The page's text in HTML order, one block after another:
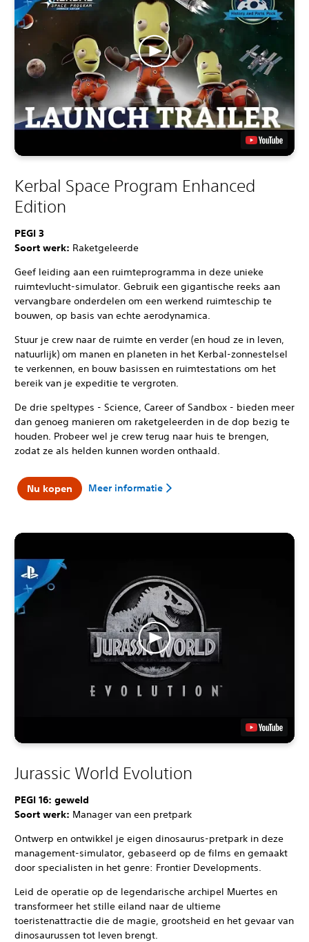
Kerbal Space Program Enhanced
Edition
PEGI 3
Soort werk: Raketgeleerde
Geef leiding aan een ruimteprogramma in deze unieke
ruimtevlucht-simulator. Gebruik een gigantische reeks aan
vervangbare onderdelen om een werkend ruimteschip te
bouwen, op basis van echte aerodynamica.
Stuur je crew naar de ruimte en verder (en houd ze in leven,
natuurlijk) om manen en planeten in het Kerbal-zonnestelsel
te verkennen, en bouw basissen en ruimtestations om het
bereik van je expeditie te vergroten.
De drie speltypes - Science, Career of Sandbox - bieden meer
dan genoeg manieren om raketgeleerden in de dop bezig te
houden. Probeer wel je crew terug naar huis te brengen,
zodat ze als helden kunnen worden onthaald.
Nu kopen Meer informatie
Jurassic World Evolution
PEGI 16: geweld
Soort werk: Manager van een pretpark
Ontwerp en ontwikkel je eigen dinosaurus-pretpark in deze
management-simulator, gebaseerd op de films en gemaakt
door specialisten in het genre: Frontier Developments.
Leid de operatie op de legendarische archipel Muertes en
transformeer het stille eiland naar de ultieme
toeristenattractie die de magie, grootsheid en het gevaar van
dinosaurussen tot leven brengt.